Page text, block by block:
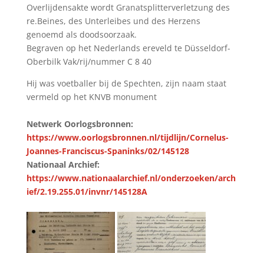
Overlijdensakte wordt Granatsplitterverletzung des
re.Beines, des Unterleibes und des Herzens
genoemd als doodsoorzaak.
Begraven op het Nederlands ereveld te Düsseldorf-
Oberbilk Vak/rij/nummer C 8 40
Hij was voetballer bij de Spechten, zijn naam staat
vermeld op het KNVB monument
Netwerk Oorlogsbronnen:
https://www.oorlogsbronnen.nl/tijdlijn/Cornelus-
Joannes-Franciscus-Spaninks/02/145128
Nationaal Archief:
https://www.nationaalarchief.nl/onderzoeken/arch
ief/2.19.255.01/invnr/145128A